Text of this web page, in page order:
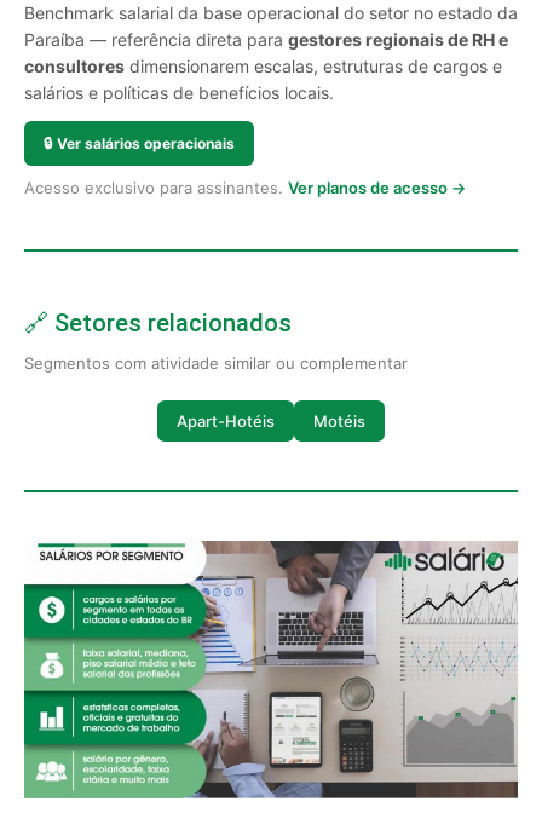
Benchmark salarial da base operacional do setor no estado da
Paraíba — referência direta para gestores regionais de RH e
consultores dimensionarem escalas, estruturas de cargos e
salários e políticas de benefícios locais.
🔒 Ver salários operacionais
Acesso exclusivo para assinantes. Ver planos de acesso →
🔗 Setores relacionados
Segmentos com atividade similar ou complementar
Apart-Hotéis Motéis